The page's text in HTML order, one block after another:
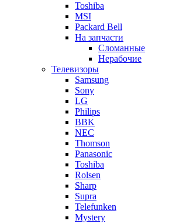
Toshiba
MSI
Packard Bell
На запчасти
Сломанные
Нерабочие
Телевизоры
Samsung
Sony
LG
Philips
BBK
NEC
Thomson
Panasonic
Toshiba
Rolsen
Sharp
Supra
Telefunken
Mystery